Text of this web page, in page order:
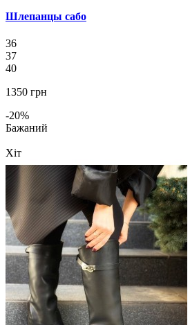
Шлепанцы сабо
36
37
40
1350 грн
-20%
Бажаний
Хіт